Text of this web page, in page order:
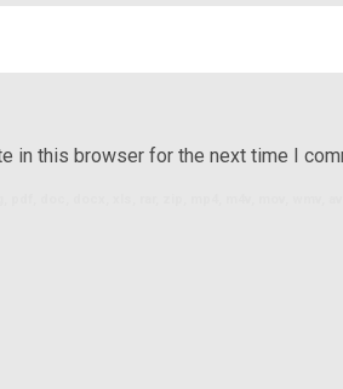
in this browser for the next time I